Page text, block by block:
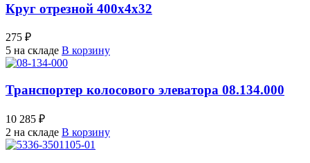
Круг отрезной 400х4х32
275 ₽
5 на складе В корзину
Транспортер колосового элеватора 08.134.000
10 285 ₽
2 на складе В корзину